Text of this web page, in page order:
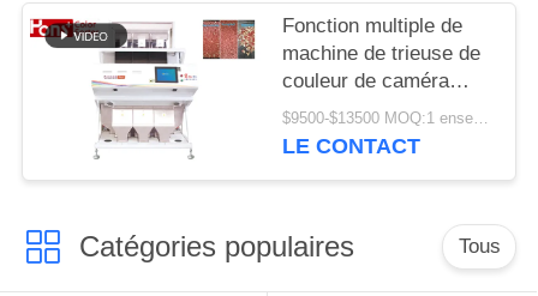
Fonction multiple de
machine de trieuse de
couleur de caméra
CCD d'arachide de 3
descendeurs
$9500-$13500 MOQ:1 ensemble
LE CONTACT
Catégories populaires Tous